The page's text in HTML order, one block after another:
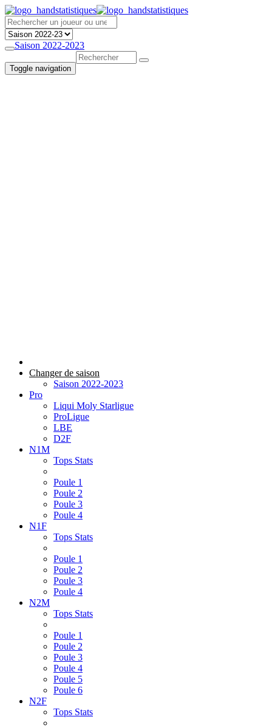
Saison 2022-2023
Toggle navigation
Changer de saison
Saison 2022-2023
Pro
Liqui Moly Starligue
ProLigue
LBE
D2F
N1M
Tops Stats
Poule 1
Poule 2
Poule 3
Poule 4
N1F
Tops Stats
Poule 1
Poule 2
Poule 3
Poule 4
N2M
Tops Stats
Poule 1
Poule 2
Poule 3
Poule 4
Poule 5
Poule 6
N2F
Tops Stats